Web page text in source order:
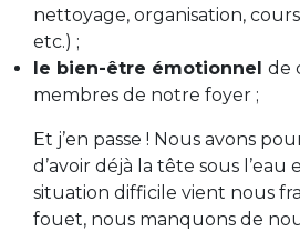
nettoyage, organisation,
etc.) ;
le bien-être émotionnel de
membres de notre foyer ;
Et j’en passe ! Nous avons
d’avoir déjà la tête sous l’eau
situation difficile vient nous
fouet, nous manquons de